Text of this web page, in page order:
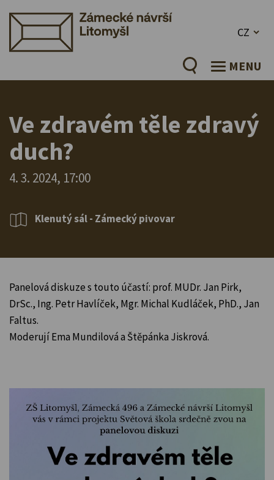
CZ
MENU
Ve zdravém těle zdravý
duch?
4. 3. 2024, 17:00
Klenutý sál - Zámecký pivovar
Panelová diskuze s touto účastí: prof. MUDr. Jan Pirk,
DrSc., Ing. Petr Havlíček, Mgr. Michal Kudláček, PhD., Jan
Faltus.
Moderují Ema Mundilová a Štěpánka Jiskrová.